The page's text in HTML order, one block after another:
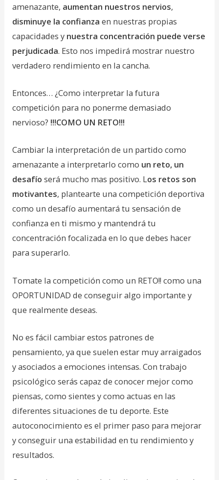
amenazante, aumentan nuestros nervios,
disminuye la confianza en nuestras propias
capacidades y nuestra concentración puede verse
perjudicada. Esto nos impedirá mostrar nuestro
verdadero rendimiento en la cancha.
Entonces… ¿Como interpretar la futura
competición para no ponerme demasiado
nervioso? !!!COMO UN RETO!!!
Cambiar la interpretación de un partido como
amenazante a interpretarlo como un reto, un
desafío será mucho mas positivo. Los retos son
motivantes, plantearte una competición deportiva
como un desafío aumentará tu sensación de
confianza en ti mismo y mantendrá tu
concentración focalizada en lo que debes hacer
para superarlo.
Tomate la competición como un RETO!! como una
OPORTUNIDAD de conseguir algo importante y
que realmente deseas.
No es fácil cambiar estos patrones de
pensamiento, ya que suelen estar muy arraigados
y asociados a emociones intensas. Con trabajo
psicológico serás capaz de conocer mejor como
piensas, como sientes y como actuas en las
diferentes situaciones de tu deporte. Este
autoconocimiento es el primer paso para mejorar
y conseguir una estabilidad en tu rendimiento y
resultados.